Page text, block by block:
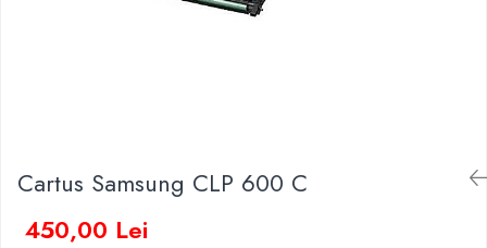
Cartus Samsung CLP 600 C
450,00 Lei